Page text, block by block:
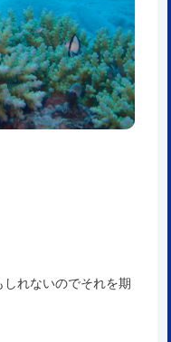
れないのでそれを期